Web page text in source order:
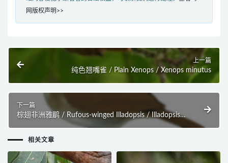
网版权声明>>
上一篇
纯色翘嘴雀 / Plain Xenops / Xenops minutus
下一篇
棕翅非洲雅鹛 / Rufous-winged Illadopsis / Illadopsis
相关文章